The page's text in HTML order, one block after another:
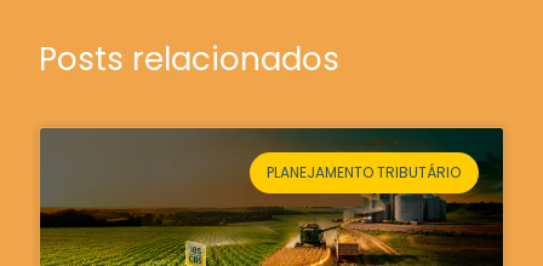
Posts relacionados
PLANEJAMENTO TRIBUTÁRIO